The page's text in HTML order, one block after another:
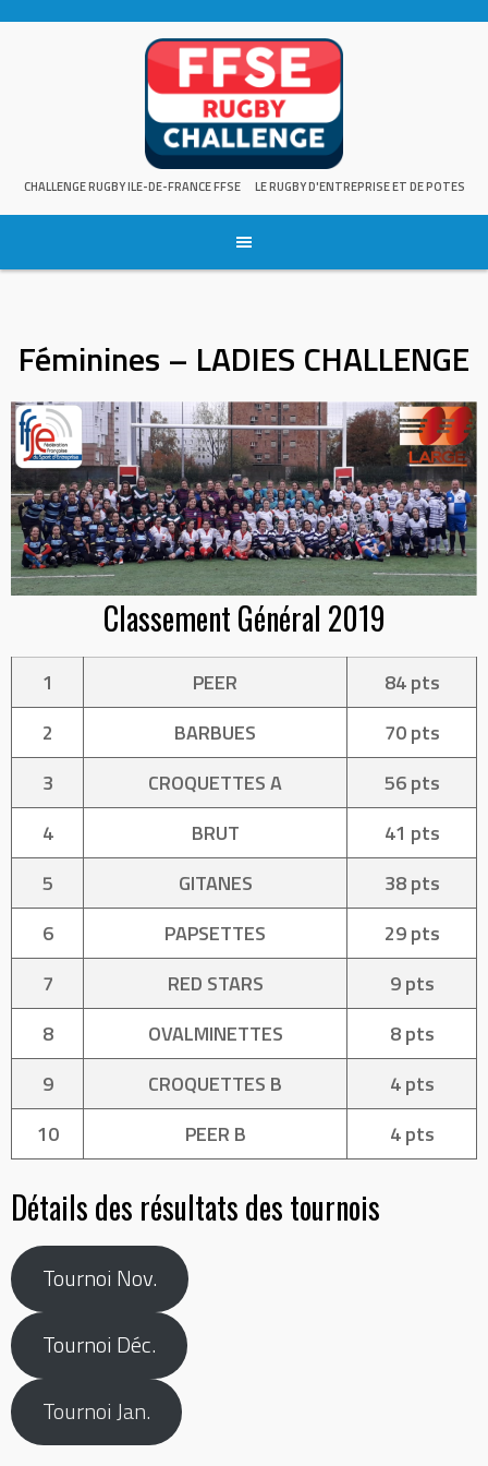
CHALLENGE RUGBY ILE-DE-FRANCE FFSE LE RUGBY D'ENTREPRISE ET DE POTES
Féminines – LADIES CHALLENGE
Classement Général 2019
1 PEER
84 pts
2
BARBUES
70 pts
3
CROQUETTES A
56 pts
4
BRUT
41 pts
5
GITANES
38 pts
6
PAPSETTES
29 pts
7
RED STARS
9 pts
8
OVALMINETTES
8 pts
9
CROQUETTES B
4 pts
10
PEER B 4 pts
Détails des résultats des tournois
Tournoi Nov.
Tournoi Déc.
Tournoi Jan.